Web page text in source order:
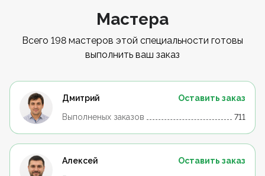
Мастера
Всего 198 мастеров этой специальности готовы
выполнить ваш заказ
Дмитрий
Оставить заказ
Выполненых заказов
711
Алексей
Оставить заказ